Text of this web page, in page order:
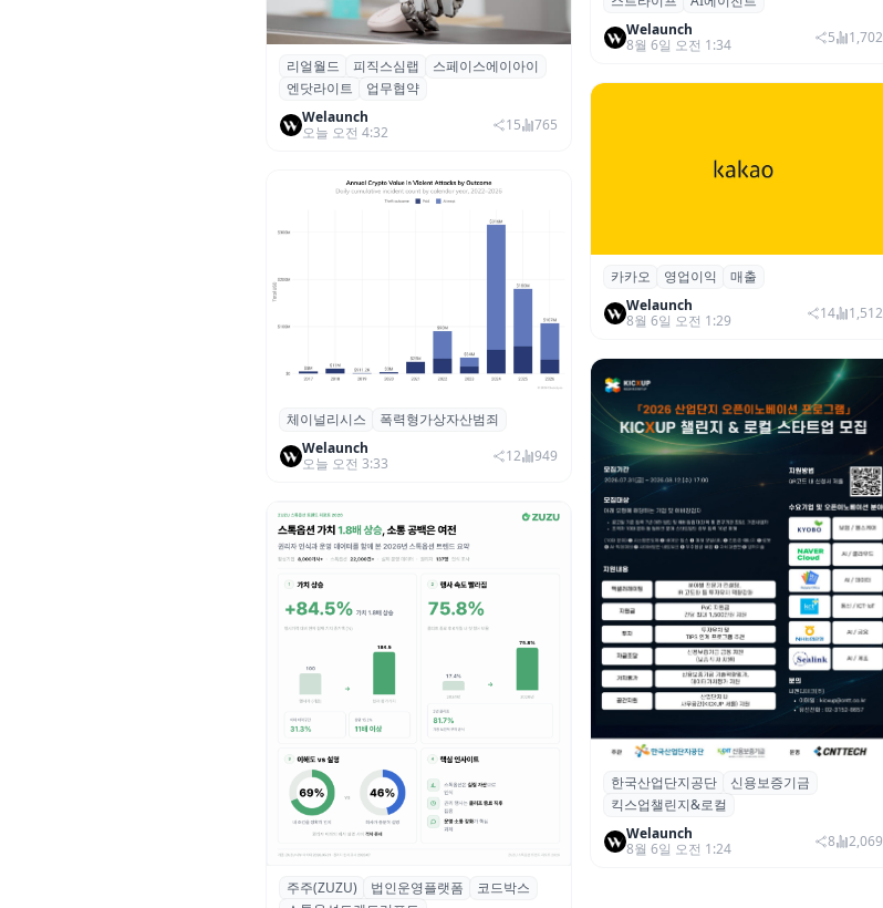
리얼월드, 로봇테크 스타트업 3곳과 손
잡고 휴머노이드 표준 만든다
리얼월드 피직스심랩
스페이스에이아이
엔닷라이트
업무협약
Welaunch
오늘 오전 4:32
15 765
체이널리시스 “가상자산 보유자 대상 폭
력 범죄 증가…상반기 탈취액 3000만 달
러 돌파
체이널리시스
폭력형가상자산범죄
Welaunch
오늘 오전 3:33
12 949
스톡옵션 취소율 2년 만에
주주(ZUZU) 법인운영플랫폼
코드박스
Welaunch
8월 6일 오전 1:34
5 1,702
카카오, 2026년 2분기 매출 2조985억·영
업이익 2770억…역대 분기 최대
카카오 영업이익
매출
Welaunch
8월 6일 오전 1:29
14 1,512
산단공·신보, 2026 ‘킥스업 챌린지&로컬’
참여 스타트업 모집
한국산업단지공단
신용보증기금
킥스업챌린지&로컬
Welaunch
8월 6일 오전 1:24
8 2,069